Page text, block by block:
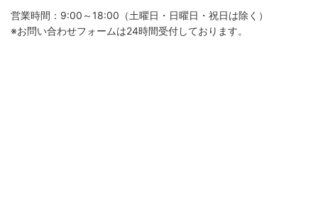
営業時間：9:00～18:00（土曜日・日曜日・祝日は除く）
※お問い合わせフォームは24時間受付しております。